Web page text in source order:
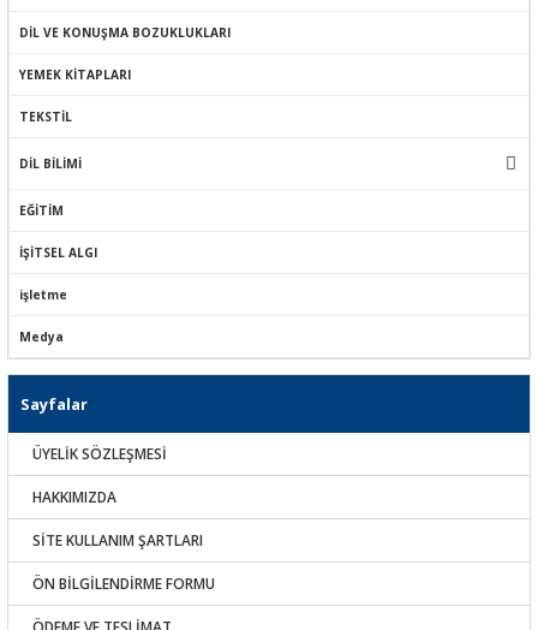
DİL VE KONUŞMA BOZUKLUKLARI
YEMEK KİTAPLARI
TEKSTİL
DİL BİLİMİ
EĞİTİM
İŞİTSEL ALGI
işletme
Medya
Sayfalar
ÜYELİK SÖZLEŞMESİ
HAKKIMIZDA
SİTE KULLANIM ŞARTLARI
ÖN BİLGİLENDİRME FORMU